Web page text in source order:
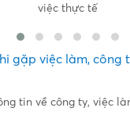
việc thực tế
gặp việc làm, công
tin về công ty, việc